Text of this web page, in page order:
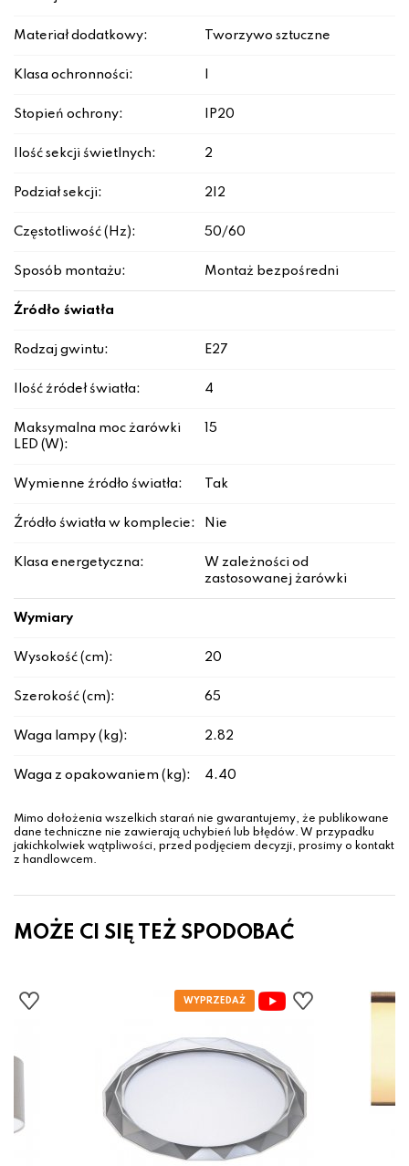
Materiał dodatkowy: Tworzywo sztuczne
Klasa ochronności:
Stopień ochrony: IP20
Ilość sekcji świetlnych: 2
Podział sekcji: 2|2
Częstotliwość (Hz): 50/60
Sposób montażu: Montaż bezpośredni
Źródło światła
Rodzaj gwintu: E27
Ilość źródeł światła: 4
Maksymalna moc żarówki
LED (W):
15
Wymienne źródło światła: Tak
Źródło światła w komplecie: Nie
Klasa energetyczna:
W zależności od
zastosowanej żarówki
Wymiary
Wysokość (cm): 20
Szerokość (cm): 65
Waga lampy (kg): 2.82
Waga z opakowaniem (kg): 4.40
Mimo dołożenia wszelkich starań nie gwarantujemy, że publikowane
dane techniczne nie zawierają uchybień lub błędów. W przypadku
jakichkolwiek wątpliwości, przed podjęciem decyzji, prosimy o kontakt
z handlowcem.
MOŻE CI SIĘ TEŻ SPODOBAĆ